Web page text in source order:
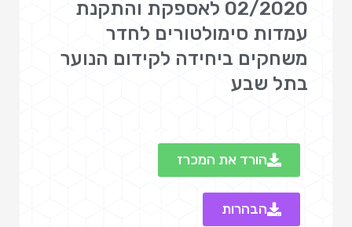
02/2020 לאספקת והתקנת
עמדות סימולטורים לחדר
משחקים ביחידה לקידום הנוער
בתל שבע
הורד את המכרז
הבהרות